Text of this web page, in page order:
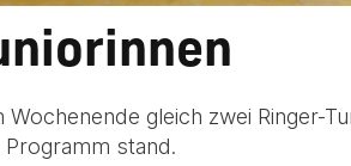
gleich zwei Ringer-
stand.